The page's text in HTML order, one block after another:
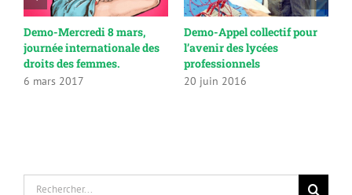
Demo-Mercredi 8 mars,
journée internationale des
droits des femmes.
6 mars 2017
Demo-Appel collectif pour
l’avenir des lycées
professionnels
20 juin 2016
Rechercher: